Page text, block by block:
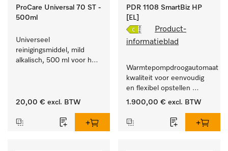
ProCare Universal 70 ST -
500ml
Universeel
reinigingsmiddel, mild
alkalisch, 500 ml voor het
20,00 € excl. BTW
PDR 1108 SmartBiz HP
[EL]
Product-
informatieblad
Warmtepompdroogautomaat
kwaliteit voor eenvoudig
en flexibel opstellen
zonder luchtafvoer.
1.900,00 € excl. BTW